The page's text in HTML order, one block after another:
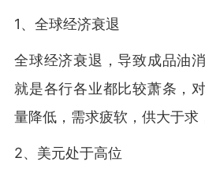
1、全球经济衰退
全球经济衰退，导致成品油
就是各行各业都比较萧条，
量降低，需求疲软，供大于求
2、美元处于高位